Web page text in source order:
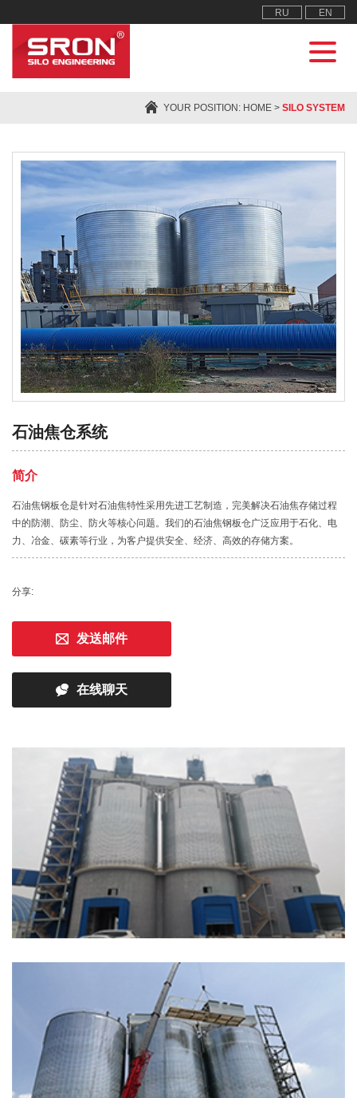
RU EN
YOUR POSITION: HOME > SILO SYSTEM
石油焦仓系统
简介
石油焦钢板仓是针对石油焦特性采用先进工艺制造，完美解决石油焦存储过程
中的防潮、防尘、防火等核心问题。我们的石油焦钢板仓广泛应用于石化、电
力、冶金、碳素等行业，为客户提供安全、经济、高效的存储方案。
分享:
发送邮件
在线聊天